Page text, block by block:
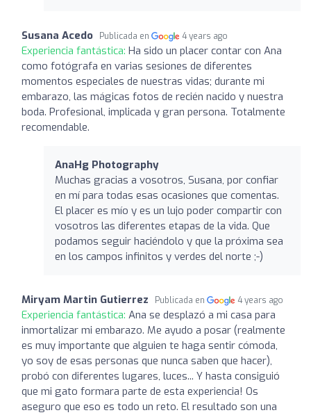
Susana Acedo Publicada en 4 years ago
Experiencia fantástica: Ha sido un placer contar con Ana
como fotógrafa en varias sesiones de diferentes
momentos especiales de nuestras vidas; durante mi
embarazo, las mágicas fotos de recién nacido y nuestra
boda. Profesional, implicada y gran persona. Totalmente
recomendable.
AnaHg Photography
Muchas gracias a vosotros, Susana, por confiar
en mí para todas esas ocasiones que comentas.
El placer es mío y es un lujo poder compartir con
vosotros las diferentes etapas de la vida. Que
podamos seguir haciéndolo y que la próxima sea
en los campos infinitos y verdes del norte ;-)
Miryam Martin Gutierrez Publicada en 4 years ago
Experiencia fantástica: Ana se desplazó a mi casa para
inmortalizar mi embarazo. Me ayudo a posar (realmente
es muy importante que alguien te haga sentir cómoda,
yo soy de esas personas que nunca saben que hacer),
probó con diferentes lugares, luces... Y hasta consiguió
que mi gato formara parte de esta experiencia! Os
aseguro que eso es todo un reto. El resultado son una